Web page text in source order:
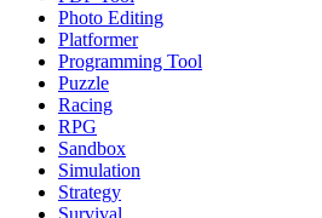
Photo Editing
Platformer
Programming Tool
Puzzle
Racing
RPG
Sandbox
Simulation
Strategy
Survival